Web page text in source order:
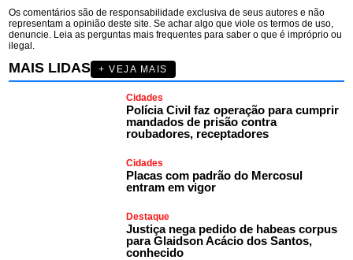
Os comentários são de responsabilidade exclusiva de seus autores e não
representam a opinião deste site. Se achar algo que viole os termos de uso,
denuncie. Leia as perguntas mais frequentes para saber o que é impróprio ou
ilegal.
MAIS LIDAS + VEJA MAIS
Cidades
Polícia Civil faz operação para cumprir
mandados de prisão contra
roubadores, receptadores
Cidades
Placas com padrão do Mercosul
entram em vigor
Destaque
Justiça nega pedido de habeas corpus
para Glaidson Acácio dos Santos,
conhecido